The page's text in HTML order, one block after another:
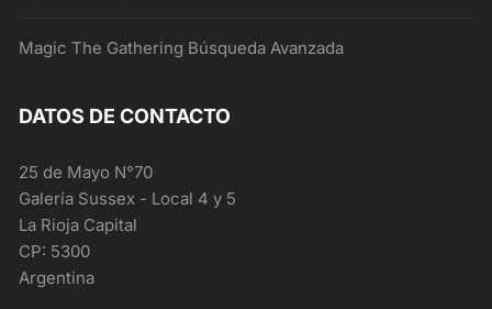
Magic The Gathering Búsqueda Avanzada
DATOS DE CONTACTO
25 de Mayo N°70
Galería Sussex - Local 4 y 5
La Rioja Capital
CP: 5300
Argentina